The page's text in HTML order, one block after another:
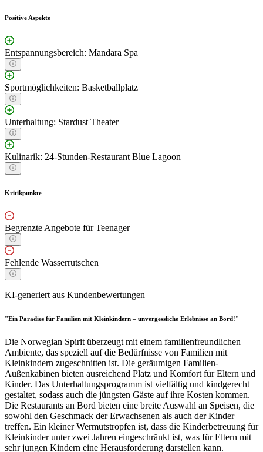
Positive Aspekte
Entspannungsbereich: Mandara Spa
Sportmöglichkeiten: Basketballplatz
Unterhaltung: Stardust Theater
Kulinarik: 24-Stunden-Restaurant Blue Lagoon
Kritikpunkte
Begrenzte Angebote für Teenager
Fehlende Wasserrutschen
KI-generiert aus Kundenbewertungen
"Ein Paradies für Familien mit Kleinkindern – unvergessliche Erlebnisse an Bord!"
Die Norwegian Spirit überzeugt mit einem familienfreundlichen
Ambiente, das speziell auf die Bedürfnisse von Familien mit
Kleinkindern zugeschnitten ist. Die geräumigen Familien-
Außenkabinen bieten ausreichend Platz und Komfort für Eltern und
Kinder. Das Unterhaltungsprogramm ist vielfältig und kindgerecht
gestaltet, sodass auch die jüngsten Gäste auf ihre Kosten kommen.
Die Restaurants an Bord bieten eine breite Auswahl an Speisen, die
sowohl den Geschmack der Erwachsenen als auch der Kinder
treffen. Ein kleiner Wermutstropfen ist, dass die Kinderbetreuung für
Kleinkinder unter zwei Jahren eingeschränkt ist, was für Eltern mit
sehr jungen Kindern eine Herausforderung darstellen kann.